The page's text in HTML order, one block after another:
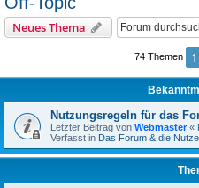
Neues Thema
74 Themen 1
Nutzungsregeln für das
Letzter Beitrag von Webmaster«
Verfasst in Das Forum & die